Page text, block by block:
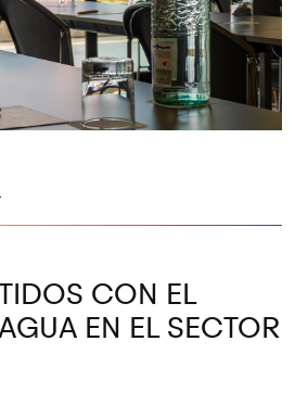
CON EL
EN EL SECTOR